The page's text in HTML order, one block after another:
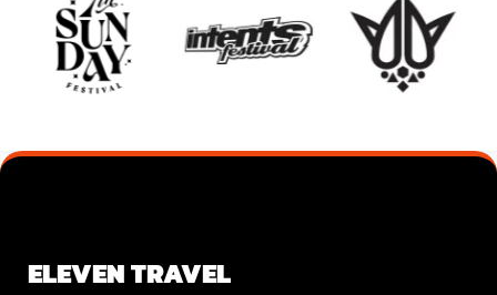
ELEVEN TRAVEL